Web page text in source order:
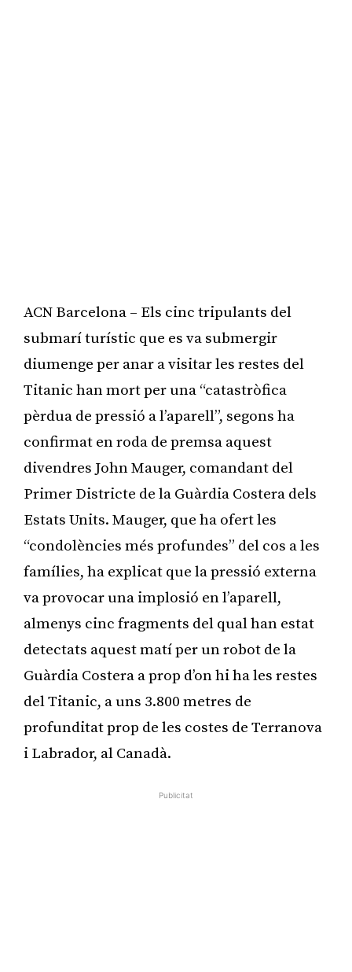
ACN Barcelona – Els cinc tripulants del
submarí turístic que es va submergir
diumenge per anar a visitar les restes del
Titanic han mort per una “catastròfica
pèrdua de pressió a l’aparell”, segons ha
confirmat en roda de premsa aquest
divendres John Mauger, comandant del
Primer Districte de la Guàrdia Costera dels
Estats Units. Mauger, que ha ofert les
“condolències més profundes” del cos a les
famílies, ha explicat que la pressió externa
va provocar una implosió en l’aparell,
almenys cinc fragments del qual han estat
detectats aquest matí per un robot de la
Guàrdia Costera a prop d’on hi ha les restes
del Titanic, a uns 3.800 metres de
profunditat prop de les costes de Terranova
i Labrador, al Canadà.
Publicitat